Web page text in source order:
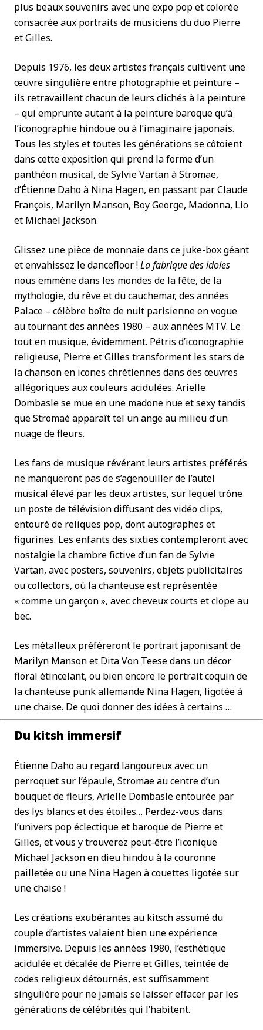
plus beaux souvenirs avec une expo pop et colorée
consacrée aux portraits de musiciens du duo Pierre
et Gilles.
Depuis 1976, les deux artistes français cultivent une
œuvre singulière entre photographie et peinture –
ils retravaillent chacun de leurs clichés à la peinture
– qui emprunte autant à la peinture baroque qu’à
l’iconographie hindoue ou à l’imaginaire japonais.
Tous les styles et toutes les générations se côtoient
dans cette exposition qui prend la forme d’un
panthéon musical, de Sylvie Vartan à Stromae,
d’Étienne Daho à Nina Hagen, en passant par Claude
François, Marilyn Manson, Boy George, Madonna, Lio
et Michael Jackson.
Glissez une pièce de monnaie dans ce juke-box géant
et envahissez le dancefloor !La fabrique des idoles
nous emmène dans les mondes de la fête, de la
mythologie, du rêve et du cauchemar, des années
Palace – célèbre boîte de nuit parisienne en vogue
au tournant des années 1980 – aux années MTV. Le
tout en musique, évidemment. Pétris d’iconographie
religieuse, Pierre et Gilles transforment les stars de
la chanson en icones chrétiennes dans des œuvres
allégoriques aux couleurs acidulées. Arielle
Dombasle se mue en une madone nue et sexy tandis
que Stromaé apparaît tel un ange au milieu d’un
nuage de fleurs.
Les fans de musique révérant leurs artistes préférés
ne manqueront pas de s’agenouiller de l’autel
musical élevé par les deux artistes, sur lequel trône
un poste de télévision diffusant des vidéo clips,
entouré de reliques pop, dont autographes et
figurines. Les enfants des sixties contempleront avec
nostalgie la chambre fictive d’un fan de Sylvie
Vartan, avec posters, souvenirs, objets publicitaires
ou collectors, où la chanteuse est représentée
« comme un garçon », avec cheveux courts et clope au
bec.
Les métalleux préféreront le portrait japonisant de
Marilyn Manson et Dita Von Teese dans un décor
floral étincelant, ou bien encore le portrait coquin de
la chanteuse punk allemande Nina Hagen, ligotée à
une chaise. De quoi donner des idées à certains …
Du kitsh immersif
Étienne Daho au regard langoureux avec un
perroquet sur l’épaule, Stromae au centre d’un
bouquet de fleurs, Arielle Dombasle entourée par
des lys blancs et des étoiles… Perdez-vous dans
l’univers pop éclectique et baroque de Pierre et
Gilles, et vous y trouverez peut-être l’iconique
Michael Jackson en dieu hindou à la couronne
pailletée ou une Nina Hagen à couettes ligotée sur
une chaise !
Les créations exubérantes au kitsch assumé du
couple d’artistes valaient bien une expérience
immersive. Depuis les années 1980, l’esthétique
acidulée et décalée de Pierre et Gilles, teintée de
codes religieux détournés, est suffisamment
singulière pour ne jamais se laisser effacer par les
générations de célébrités qui l’habitent.